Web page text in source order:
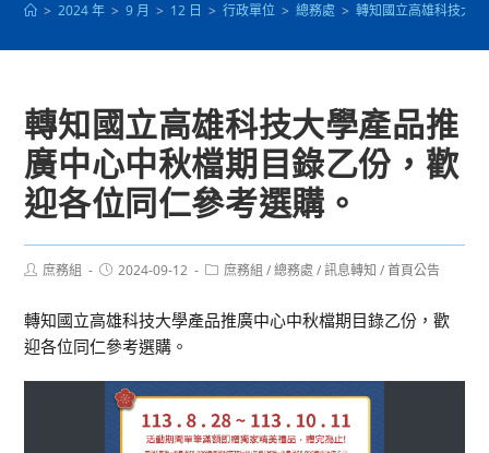
> 2024 年 > 9 月 > 12 日 > 行政單位 > 總務處 > 轉知國立高雄科技大
轉知國立高雄科技大學產品推
廣中心中秋檔期目錄乙份，歡
迎各位同仁參考選購。
Post庶務組
Post2024-09-12
Post庶務組 / 總務處 / 訊息轉知 / 首頁公告
轉知國立高雄科技大學產品推廣中心中秋檔期目錄乙份，歡
迎各位同仁參考選購。